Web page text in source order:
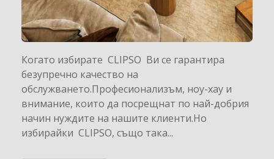
Когато избирате CLIPSO Ви се гарантира
безупречно качество на
обслужването.Професионализъм, ноу-хау и
внимание, които да посрещнат по най-добрия
начин нуждите на нашите клиенти.Но
избирайки CLIPSO, също така...